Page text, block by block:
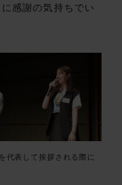
感謝の気持ちでい
代表して挨拶される際に